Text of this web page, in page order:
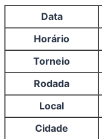
Data
Horário
Torneio
Rodada
Local
Cidade